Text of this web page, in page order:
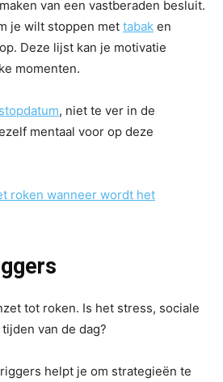
van een vastberaden besluit.
je wilt stoppen met tabak en
Deze lijst kan je motivatie
momenten.
stopdatum, niet te ver in de
mentaal voor op deze
roken wanneer wordt het
tot roken. Is het stress, sociale
van de dag?
helpt je om strategieën te